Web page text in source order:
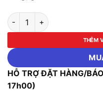
Máy chà nhám rung dùng
THÊM
HỖ TRỢ ĐẶT HÀNG/
17h00)